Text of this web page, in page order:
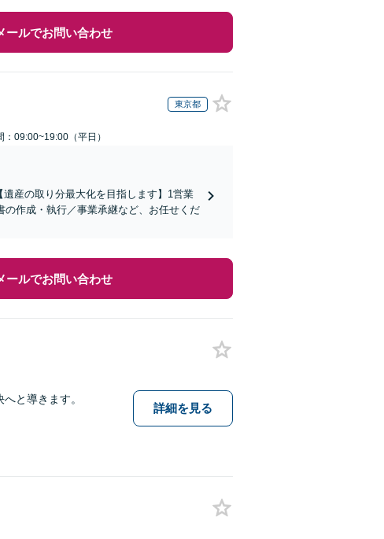
ールでお問い合わせ
東京都
：09:00~19:00（平日）
産の取り分最大化を目指します】1営業
作成・執行／事業承継など、お任せくだ
ールでお問い合わせ
と導きます。
詳細を見る